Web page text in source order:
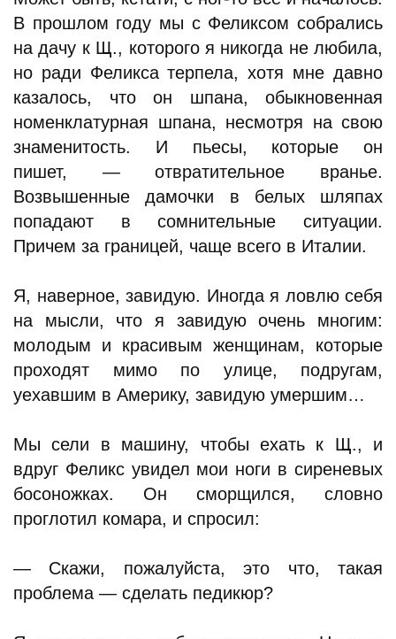
В прошлом году мы с Феликсом собрались
на дачу к Щ., которого я никогда не любила,
но ради Феликса терпела, хотя мне давно
казалось, что он шпана, обыкновенная
номенклатурная шпана, несмотря на свою
знаменитость. И пьесы, которые он
пишет, — отвратительное вранье.
Возвышенные дамочки в белых шляпах
попадают в сомнительные ситуации.
Причем за границей, чаще всего в Италии.
Я, наверное, завидую. Иногда я ловлю себя
на мысли, что я завидую очень многим:
молодым и красивым женщинам, которые
проходят мимо по улице, подругам,
уехавшим в Америку, завидую умершим…
Мы сели в машину, чтобы ехать к Щ., и
вдруг Феликс увидел мои ноги в сиреневых
босоножках. Он сморщился, словно
проглотил комара, и спросил:
— Скажи, пожалуйста, это что, такая
проблема — сделать педикюр?